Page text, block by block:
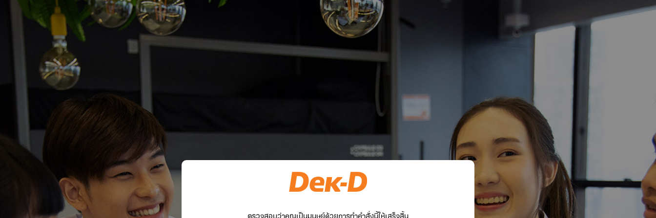
ตรวจสอบว่าคุณเป็นมนุษย์ด้วยการทำคำสั่งนี้ให้เสร็จสิ้น